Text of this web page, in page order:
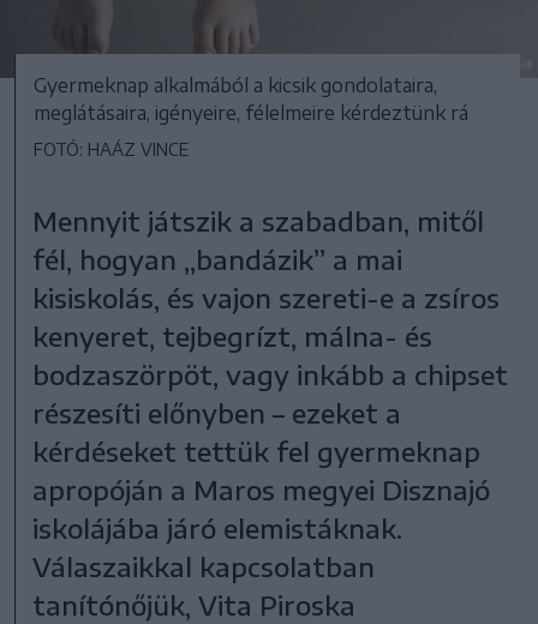
Gyermeknap alkalmából a kicsik gondolataira,
meglátásaira, igényeire, félelmeire kérdeztünk rá
FOTÓ: HAÁZ VINCE
Mennyit játszik a szabadban, mitől
fél, hogyan „bandázik” a mai
kisiskolás, és vajon szereti-e a zsíros
kenyeret, tejbegrízt, málna- és
bodzaszörpöt, vagy inkább a chipset
részesíti előnyben – ezeket a
kérdéseket tettük fel gyermeknap
apropóján a Maros megyei Disznajó
iskolájába járó elemistáknak.
Válaszaikkal kapcsolatban
tanítónőjük, Vita Piroska